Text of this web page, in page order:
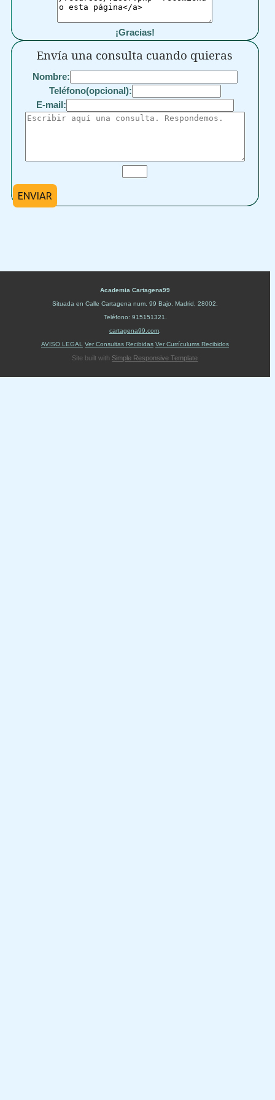
¡Gracias!
Envía una consulta cuando quieras
Nombre:
Teléfono(opcional):
E-mail:
ENVIAR
Academia Cartagena99
Situada en Calle Cartagena num. 99 Bajo Madrid 28002
Teléfono: 915151321
cartagena99.com
AVISO LEGAL
Ver Consultas Recibidas Ver Currículums Recibidos
Site built with Simple Responsive Template